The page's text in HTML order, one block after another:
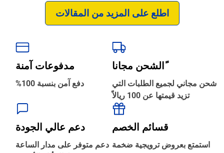
اطلع على المزيد من المقالات
ًالشحن مجانا
شحن مجاني لجميع الطلبات التي
تزيد قيمتها عن 100 ريالاً
مدفوعات آمنة
دفع آمن بنسبة 100%
قسائم الخصم
استمتع بعروض ترويجية ضخمة
دعم عالي الجودة
دعم متوفر على مدار الساعة
الترجمة والبحوث ‹
الطباعة والأدوات المكتبية
حجز طيران ‹